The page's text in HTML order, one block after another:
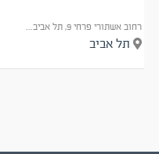
רחוב אשתורי פרחי 9, תל אביב...
תל אביב